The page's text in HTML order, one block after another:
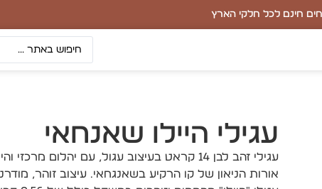
חינם לכל חלקי הארץ
עגילי היילו שאנחאי
עגילי זהב לבן 14 קראט בעיצוב עגול, עם יהלום
אורות הניאון של קו הרקיע בשאנגחאי. עיצוב זוהר,